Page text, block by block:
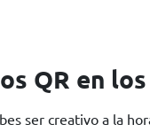
QR en
ser creativo a la